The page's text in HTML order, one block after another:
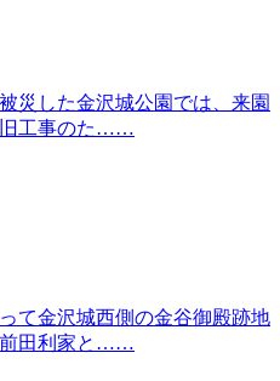
災した金沢城公園では、来園
旧工事のた……
て金沢城西側の金谷御殿跡地
前田利家と……